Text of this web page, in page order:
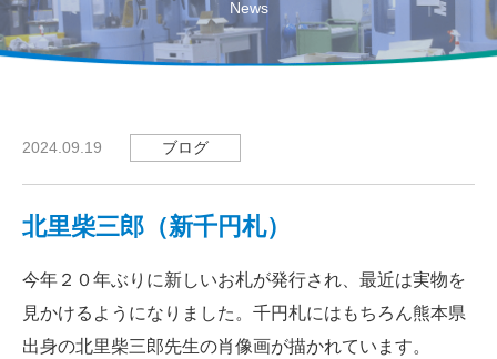
設備紹介
お知らせ
お問い合わせ
News
2024.09.19 ブログ
北里柴三郎（新千円札）
今年２０年ぶりに新しいお札が発行され、最近は実物を
見かけるようになりました。千円札にはもちろん熊本県
出身の北里柴三郎先生の肖像画が描かれています。